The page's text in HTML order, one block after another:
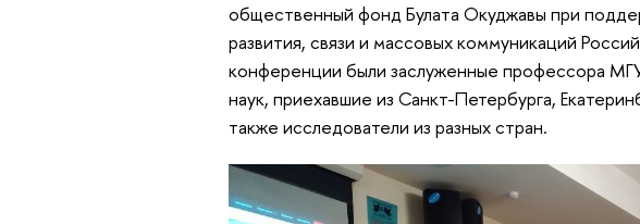
общественный фонд Булата Окуджавы при
развития, связи и массовых коммуникаций
конференции были заслуженные профессора
наук, приехавшие из Санкт-Петербурга,
также исследователи из разных стран.